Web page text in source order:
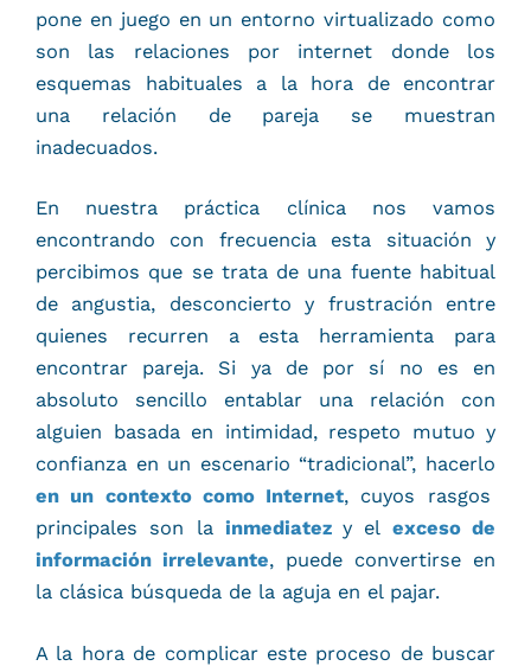
pone en juego en un entorno virtualizado como
son las relaciones por internet donde los
esquemas habituales a la hora de encontrar
una relación de pareja se muestran
inadecuados.
En nuestra práctica clínica nos vamos
encontrando con frecuencia esta situación y
percibimos que se trata de una fuente habitual
de angustia, desconcierto y frustración entre
quienes recurren a esta herramienta para
encontrar pareja. Si ya de por sí no es en
absoluto sencillo entablar una relación con
alguien basada en intimidad, respeto mutuo y
confianza en un escenario “tradicional”, hacerlo
en un contexto como Internet, cuyos rasgos
principales son la inmediatez y el exceso de
información irrelevante, puede convertirse en
la clásica búsqueda de la aguja en el pajar.
A la hora de complicar este proceso de buscar